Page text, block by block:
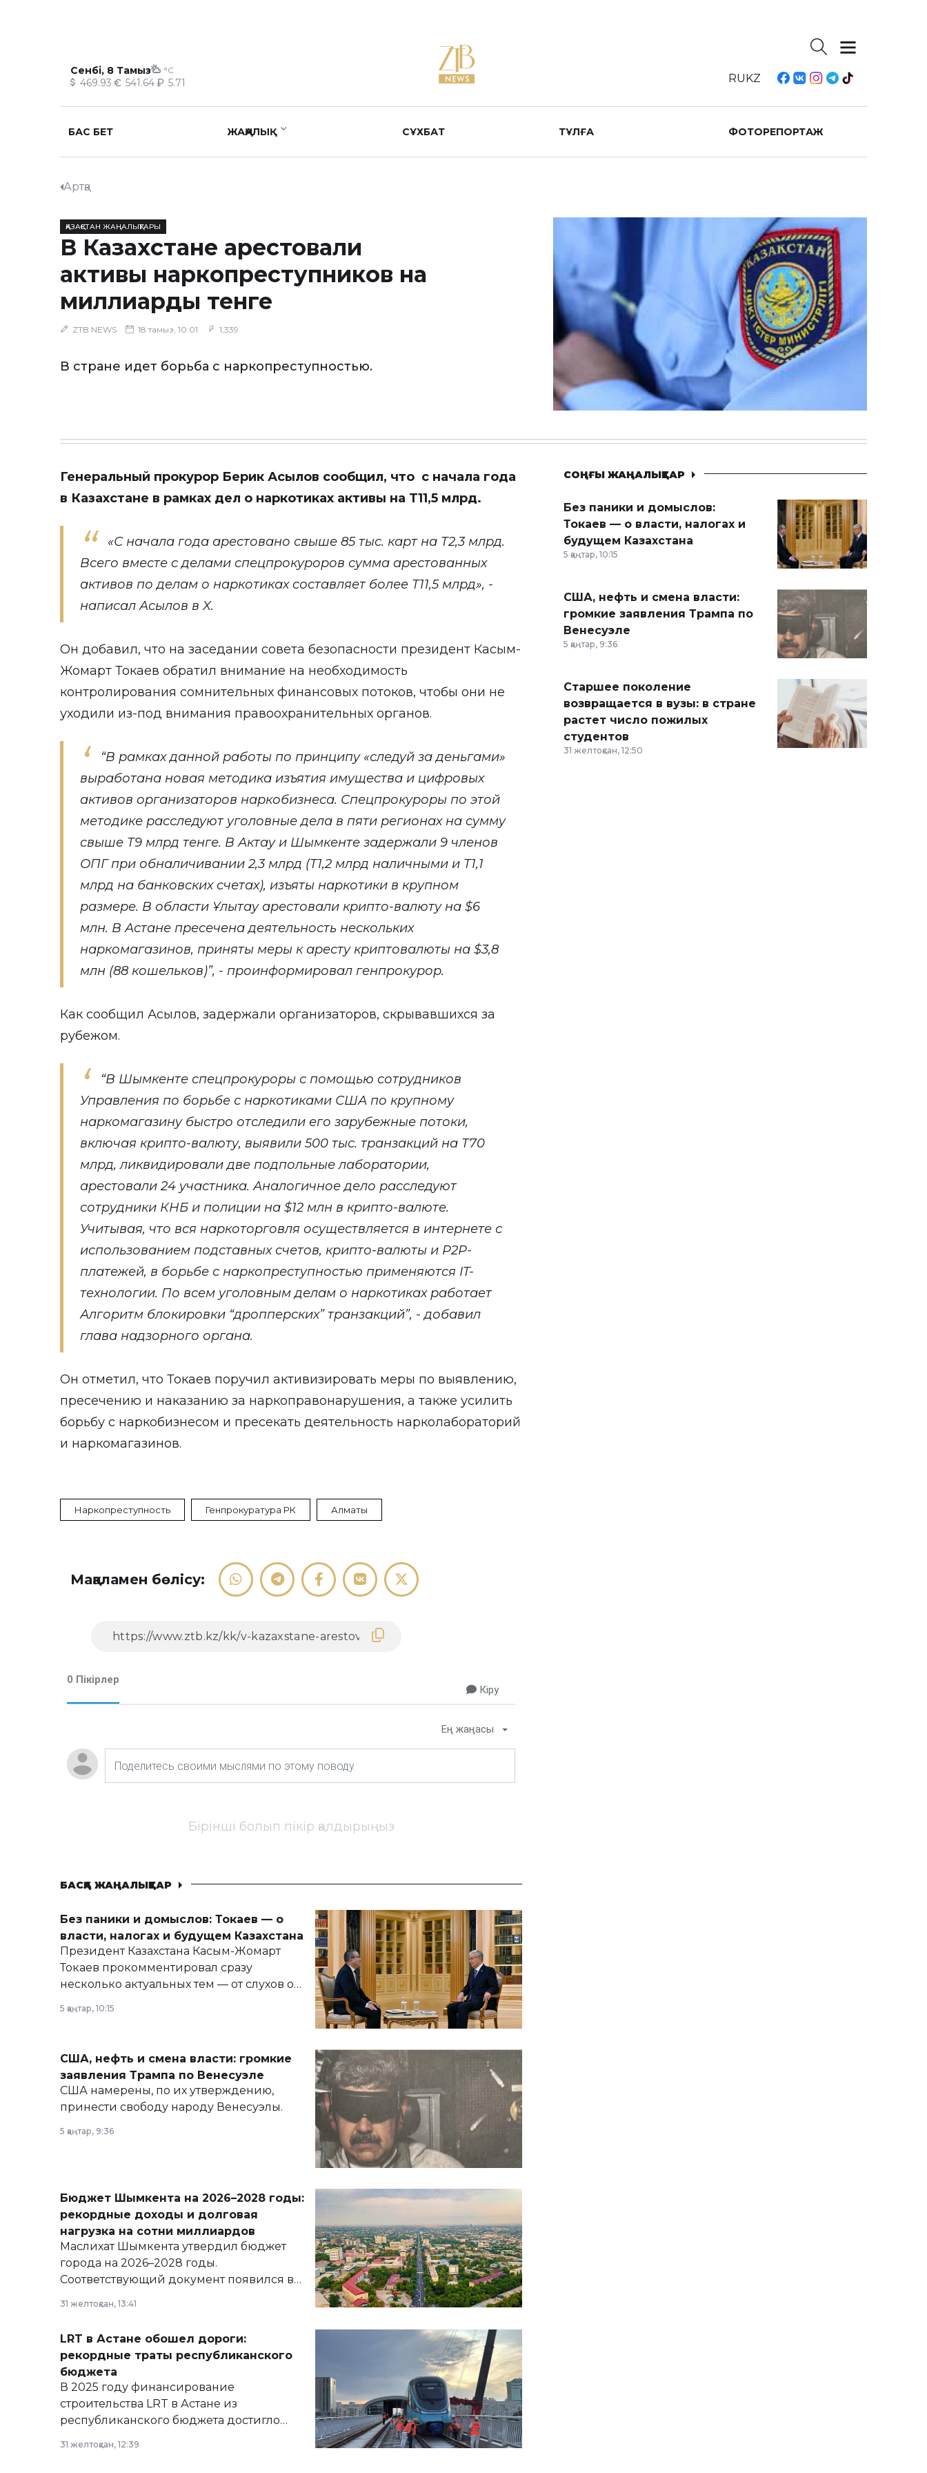
Сенбі, 8 Тамыз °C
469.93 541.64 5.71 RUKZ
БАС БЕТ ЖАҢАЛЫҚ СҰХБАТ ТҰЛҒА ФОТОРЕПОРТАЖ
Артқа
ҚАЗАҚСТАН ЖАҢАЛЫҚТАРЫ
В Казахстане арестовали
активы наркопреступников на
миллиарды тенге
ZTB NEWS 18 тамыз, 10:01 1,339
В стране идет борьба с наркопреступностью.
Генеральный прокурор Берик Асылов сообщил, что с начала года
в Казахстане в рамках дел о наркотиках активы на Т11,5 млрд.
«С начала года арестовано свыше 85 тыс. карт на Т2,3 млрд.
Всего вместе с делами спецпрокуроров сумма арестованных
активов по делам о наркотиках составляет более Т11,5 млрд», -
написалАсылов в X.
Он добавил, что на заседании совета безопасности президент Касым-
Жомарт Токаев обратил внимание на необходимость
контролирования сомнительных финансовых потоков, чтобы они не
уходили из-под внимания правоохранительных органов.
“В рамках данной работы по принципу «следуй за деньгами»
выработана новая методика изъятия имущества и цифровых
активов организаторов наркобизнеса. Спецпрокуроры по этой
методике расследуют уголовные дела в пяти регионах на сумму
свыше Т9 млрд тенге. В Актау и Шымкенте задержали 9 членов
ОПГ при обналичивании 2,3 млрд (Т1,2 млрд наличными и Т1,1
млрд на банковских счетах), изъяты наркотики в крупном
размере. В области Ұлытау арестовали крипто-валюту на $6
млн. В Астане пресечена деятельность нескольких
наркомагазинов, приняты меры к аресту криптовалюты на $3,8
млн (88 кошельков)”, - проинформировал генпрокурор.
Как сообщил Асылов, задержали организаторов, скрывавшихся за
рубежом.
“В Шымкенте спецпрокуроры с помощью сотрудников
Управления по борьбе с наркотиками США по крупному
наркомагазину быстро отследили его зарубежные потоки,
включая крипто-валюту, выявили 500 тыс. транзакций на Т70
млрд, ликвидировали две подпольные лаборатории,
арестовали 24 участника. Аналогичное дело расследуют
сотрудники КНБ и полиции на $12 млн в крипто-валюте.
Учитывая, что вся наркоторговля осуществляется в интернете с
использованием подставных счетов, крипто-валюты и Р2Р-
платежей, в борьбе с наркопреступностью применяются IT-
технологии. По всем уголовным делам о наркотиках работает
Алгоритм блокировки “дропперских” транзакций”, - добавил
глава надзорного органа.
Он отметил, что Токаев поручил активизировать меры по выявлению,
пресечению и наказанию за наркоправонарушения, а также усилить
борьбу с наркобизнесом и пресекать деятельность нарколабораторий
и наркомагазинов.
Наркопреступность Генпрокуратура РК Алматы
Мақаламен бөлісу:
0 Пікірлер
Кіру
Ең жаңасы
Бірінші болып пікір қалдырыңыз
БАСҚА ЖАҢАЛЫҚТАР
Без паники и домыслов: Токаев — о
власти, налогах и будущем Казахстана
Президент Казахстана Касым-Жомарт
Токаев прокомментировал сразу
несколько актуальных тем — от слухов о
армии, экономики и личного здоровья.
5 қаңтар, 10:15
США, нефть и смена власти: громкие
заявления Трампа по Венесуэле
США намерены, по их утверждению,
принести свободу народу Венесуэлы.
5 қаңтар, 9:36
Бюджет Шымкента на 2026–2028 годы:
рекордные доходы и долговая
нагрузка на сотни миллиардов
Маслихат Шымкента утвердил бюджет
города на 2026–2028 годы.
Соответствующий документ появился в
сайте маслихат города.
31 желтоқсан, 13:41
LRT в Астане обошел дороги:
рекордные траты республиканского
бюджета
В 2025 году финансирование
строительства LRT в Астане из
республиканского бюджета достигло
31 желтоқсан, 12:39
СОҢҒЫ ЖАҢАЛЫҚТАР
Без паники и домыслов:
Токаев — о власти, налогах и
будущем Казахстана
5 қаңтар, 10:15
США, нефть и смена власти:
громкие заявления Трампа по
Венесуэле
5 қаңтар, 9:36
Старшее поколение
возвращается в вузы: в стране
растет число пожилых
студентов
31 желтоқсан, 12:50